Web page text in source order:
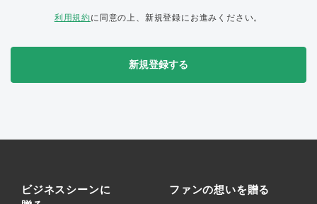
利用規約に同意の上、新規登録にお進みください。
新規登録する
ビジネスシーンに
ファンの想いを贈る